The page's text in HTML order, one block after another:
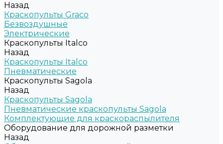
Назад
Краскопульты Graco
Безвоздушные
Электрические
Краскопульты Italco
Назад
Краскопульты Italco
Пневматические
Краскопульты Sagola
Назад
Краскопульты Sagola
Пневматические краскопульты Sagola
Комплектующие для краскораспылителя
Оборудование для дорожной разметки
Назад